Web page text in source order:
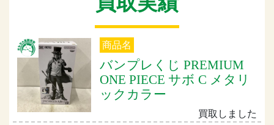
商品名
バンプレくじ PREMIUM
ONE PIECE サボ C メタリ
ックカラー
買取しました